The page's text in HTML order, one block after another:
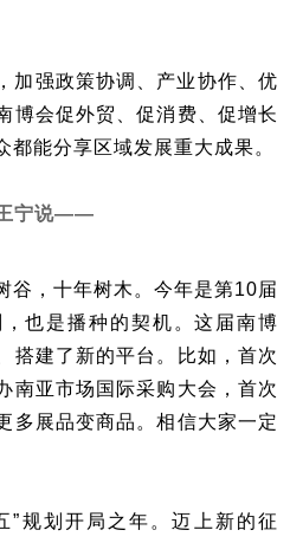
加强政策协调、产业协作、优
博会促外贸、促消费、促增长
都能分享区域发展重大成果。
宁说——
谷，十年树木。今年是第10届
也是播种的契机。这届南博
搭建了新的平台。比如，首次
南亚市场国际采购大会，首次
多展品变商品。相信大家一定
”规划开局之年。迈上新的征